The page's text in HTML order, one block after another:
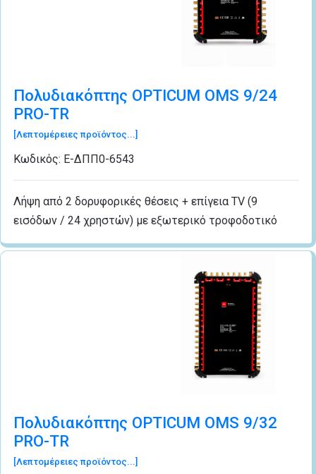
Πολυδιακόπτης OPTICUM OMS 9/24
PRO-TR
[Λεπτομέρειες προϊόντος...]
Κωδικός: Ε-ΔΠΠ0-6543
Λήψη από 2 δορυφορικές θέσεις + επίγεια TV (9
εισόδων / 24 χρηστών) με εξωτερικό τροφοδοτικό
Πολυδιακόπτης OPTICUM OMS 9/32
PRO-TR
[Λεπτομέρειες προϊόντος...]